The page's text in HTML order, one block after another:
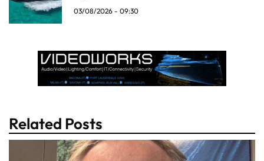
03/08/2026 - 09:30
Related Posts